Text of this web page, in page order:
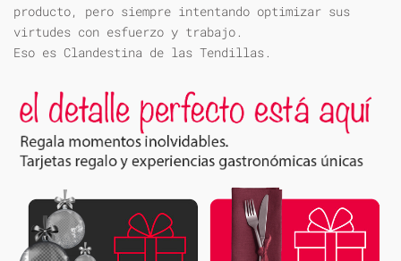
producto, pero siempre intentando optimizar sus
virtudes con esfuerzo y trabajo.
Eso es Clandestina de las Tendillas.